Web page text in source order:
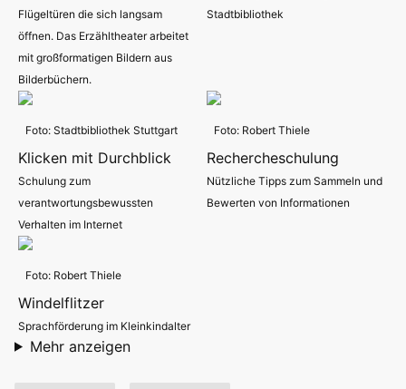
Flügeltüren die sich langsam
öffnen. Das Erzähltheater arbeitet
mit großformatigen Bildern aus
Bilderbüchern.
Stadtbibliothek
Foto: Stadtbibliothek Stuttgart
Klicken mit Durchblick
Schulung zum
verantwortungsbewussten
Verhalten im Internet
Foto: Robert Thiele
Rechercheschulung
Nützliche Tipps zum Sammeln und
Bewerten von Informationen
Foto: Robert Thiele
Windelflitzer
Sprachförderung im Kleinkindalter
Mehr anzeigen